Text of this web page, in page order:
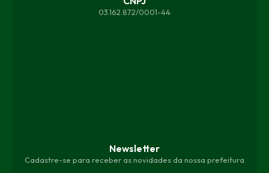
03.162.872/0001-44
Newsletter
Cadastre-se para receber as novidades da nossa prefeitura